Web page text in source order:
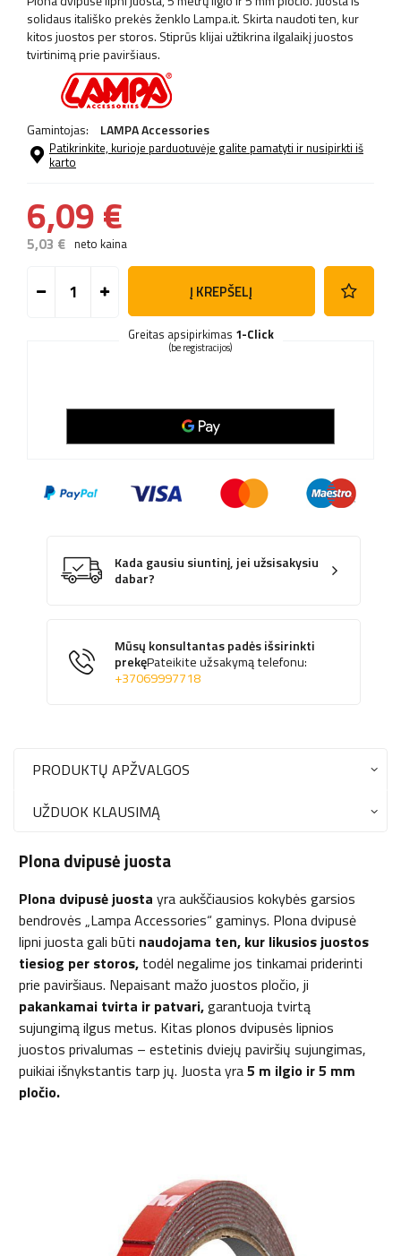
solidaus itališko prekės ženklo Lampa.it. Skirta naudoti ten, kur
kitos juostos per storos. Stiprūs klijai užtikrina ilgalaikį juostos
tvirtinimą prie paviršiaus.
Gamintojas: LAMPA Accessories
Patikrinkite, kurioje parduotuvėje galite pamatyti ir nusipirkti iš
karto
6,09 €
5,03 € neto kaina
Į KREPŠELĮ
Greitas apsipirkimas 1-Click
(be registracijos)
Kada gausiu siuntinį, jei užsisakysiu
dabar?
Mūsų konsultantas padės išsirinkti
prekęPateikite užsakymą telefonu:
+37069997718
PRODUKTŲ APŽVALGOS
UŽDUOK KLAUSIMĄ
Plona dvipusė juosta
Plona dvipusė juosta yra aukščiausios kokybės garsios
bendrovės „Lampa Accessories“ gaminys. Plona dvipusė
lipni juosta gali būti naudojama ten, kur likusios juostos
tiesiog per storos, todėl negalime jos tinkamai priderinti
prie paviršiaus. Nepaisant mažo juostos pločio, ji
pakankamai tvirta ir patvari,garantuoja tvirtą
sujungimą ilgus metus. Kitas plonos dvipusės lipnios
juostos privalumas – estetinis dviejų paviršių sujungimas,
puikiai išnykstantis tarp jų. Juosta yra5 m ilgio ir 5 mm
pločio.